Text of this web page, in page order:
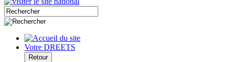
Votre DREETS
Retour